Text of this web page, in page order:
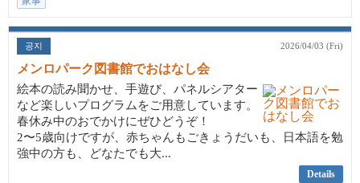
공지 2026/04/03 (Fri)
メンロパーク図書館でおはなし会
絵本の読み聞かせ、手遊び、パネルシアター
など楽しいプログラムをご用意しています。
春休み中のおでかけにぜひどうぞ！
2〜5歳向けですが、赤ちゃんもごきょうだいも、日本語を勉
強中の方も、どなたでも大...
Details